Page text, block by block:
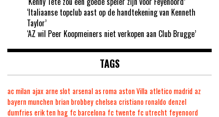
‘Italiaanse topclub aast op de handtekening van Kenneth
Taylor’
‘AZ wil Peer Koopmeiners niet verkopen aan Club Brugge’
TAGS
ac milan ajax arne slot arsenal as roma aston Villa atletico madrid az
bayern munchen brian brobbey chelsea cristiano ronaldo denzel
dumfries erik ten hag fc barcelona fc twente fc utrecht feyenoord